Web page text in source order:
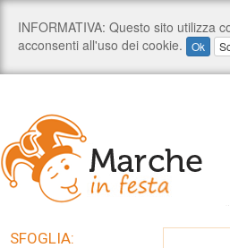
SFOGLIA: